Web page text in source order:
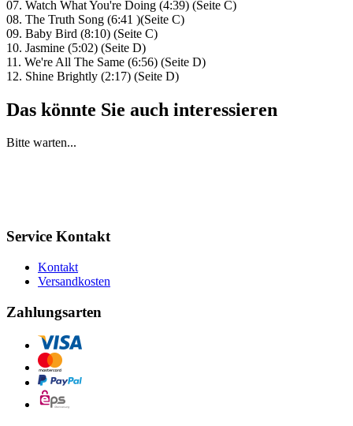
07. Watch What You're Doing (4:39) (Seite C)
08. The Truth Song (6:41 )(Seite C)
09. Baby Bird (8:10) (Seite C)
10. Jasmine (5:02) (Seite D)
11. We're All The Same (6:56) (Seite D)
12. Shine Brightly (2:17) (Seite D)
Das könnte Sie auch interessieren
Bitte warten...
Service Kontakt
Kontakt
Versandkosten
Zahlungsarten